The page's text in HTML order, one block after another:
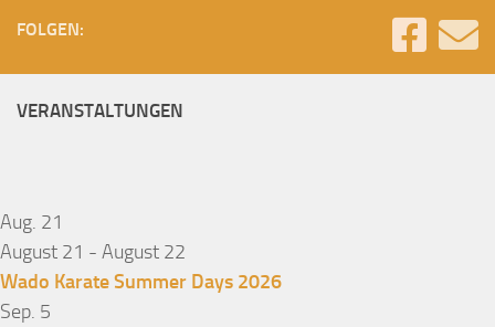
FOLGEN:
VERANSTALTUNGEN
Aug. 21
August 21 - August 22
Wado Karate Summer Days 2026
Sep. 5